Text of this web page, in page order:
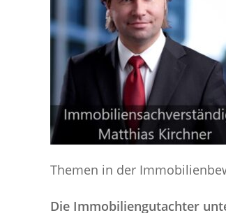
Themen in der
Die Immobiliengutachter